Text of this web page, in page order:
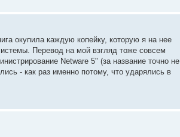
окупила каждую копейку, которую я на нее
Перевод на мой взгляд тоже совсем
Netware 5" (за название точно не
- как раз именно потому, что ударялись в